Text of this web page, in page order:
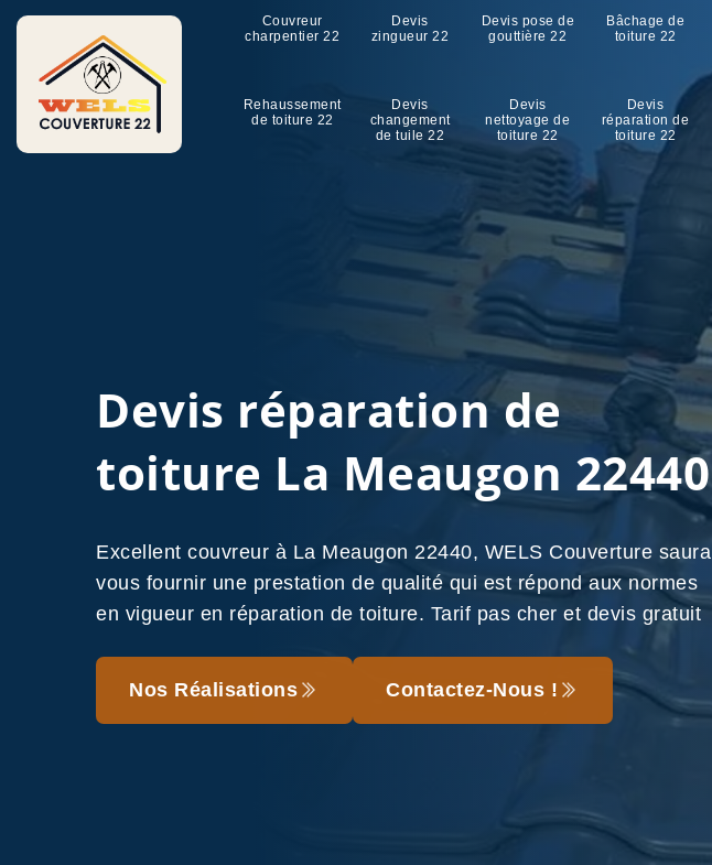
Couvreur
charpentier 22
Devis
zingueur 22
Devis pose de
gouttière 22
Bâchage de
toiture 22
Rehaussement
de toiture 22
Devis
changement
de tuile 22
Devis
nettoyage de
toiture 22
Devis
réparation de
toiture 22
Devis réparation de
toiture La Meaugon 22440
Excellent couvreur à La Meaugon 22440, WELS Couverture saura
vous fournir une prestation de qualité qui est répond aux normes
en vigueur en réparation de toiture. Tarif pas cher et devis gratuit
Nos Réalisations Contactez-Nous !